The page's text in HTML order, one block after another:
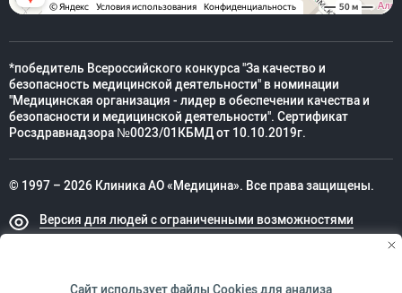
*победитель Всероссийского конкурса "За качество и
безопасность медицинской деятельности" в номинации
"Медицинская организация - лидер в обеспечении качества и
безопасности и медицинской деятельности". Сертификат
Росздравнадзора №0023/01КБМД от 10.10.2019г.
© 1997 – 2026 Клиника АО «Медицина». Все права защищены.
Версия для людей с ограниченными возможностями
Сайт использует файлы Cookiesдля анализа